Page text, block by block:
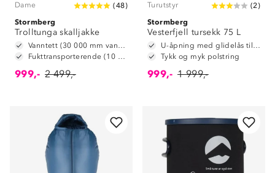
Dame (48)
Stormberg
Trolltunga skalljakke
Vanntett (30 000 mm vannsøyle)
Fukttransporterende (10 000 g/m2/24t)
999,- 2 499,-
Turutstyr (2)
Stormberg
Vesterfjell tursekk 75 L
U-åpning med glidelås til hovedrom
Tykk og myk polstring
999,- 1 999,-